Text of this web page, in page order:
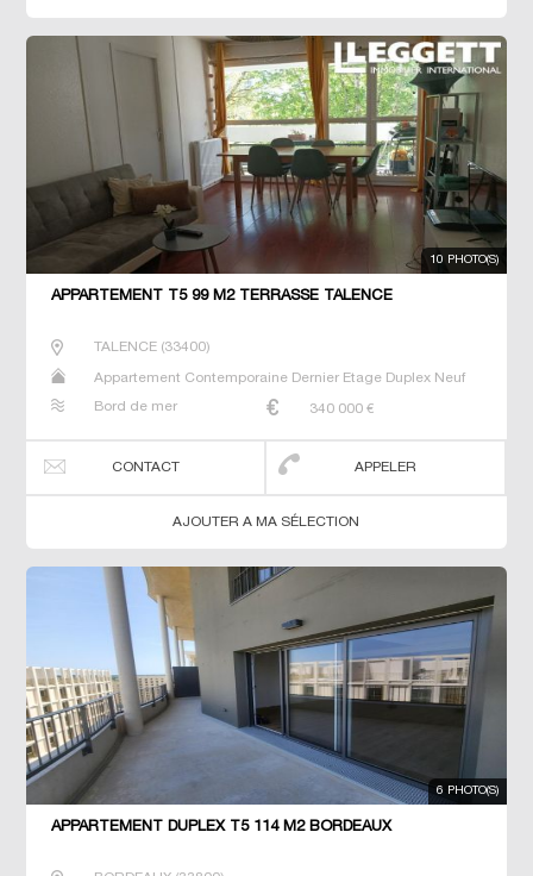
10 PHOTO(S)
APPARTEMENT T5 99 M2 TERRASSE TALENCE
TALENCE(33400)
Appartement Contemporaine Dernier Etage Duplex Neuf
Bord de mer
340 000 €
CONTACT APPELER
AJOUTER A MA SÉLECTION
6 PHOTO(S)
APPARTEMENT DUPLEX T5 114 M2 BORDEAUX